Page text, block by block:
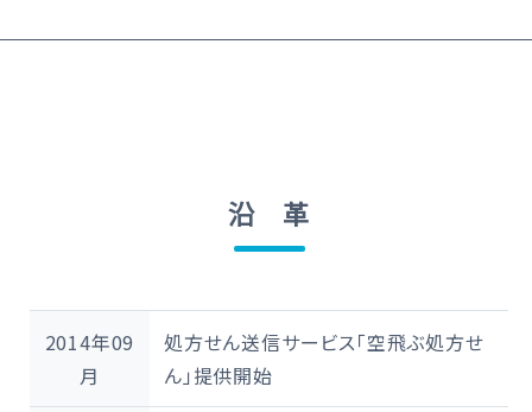
沿 革
2014年09
月
処方せん送信サービス「空飛ぶ処方せ
ん 」提供開始